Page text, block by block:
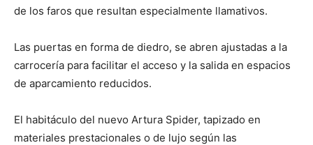
de los faros que resultan especialmente llamativos.
Las puertas en forma de diedro, se abren ajustadas a la
carrocería para facilitar el acceso y la salida en espacios
de aparcamiento reducidos.
El habitáculo del nuevo Artura Spider, tapizado en
materiales prestacionales o de lujo según las